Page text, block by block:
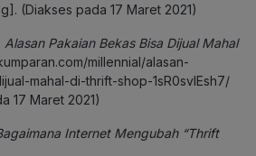
(Diakses pada 17 Maret 2021)
Alasan Pakaian Bekas Bisa Dijual Mahal
millennial/alasan-
mahal-di-thrift-shop-1sR0svIEsh7/
17 Maret 2021)
Internet Mengubah “Thrift